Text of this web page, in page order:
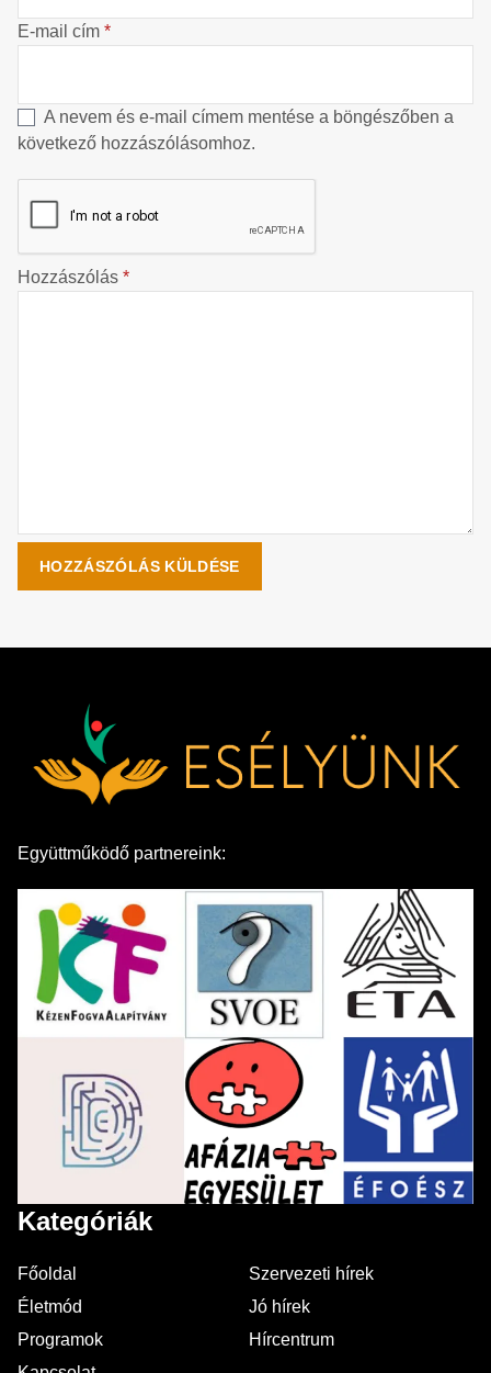
E-mail cím *
A nevem és e-mail címem mentése a böngészőben a
következő hozzászólásomhoz.
Hozzászólás *
Együttműködő partnereink:
Kategóriák
Főoldal
Szervezeti hírek
Életmód
Jó hírek
Programok
Hírcentrum